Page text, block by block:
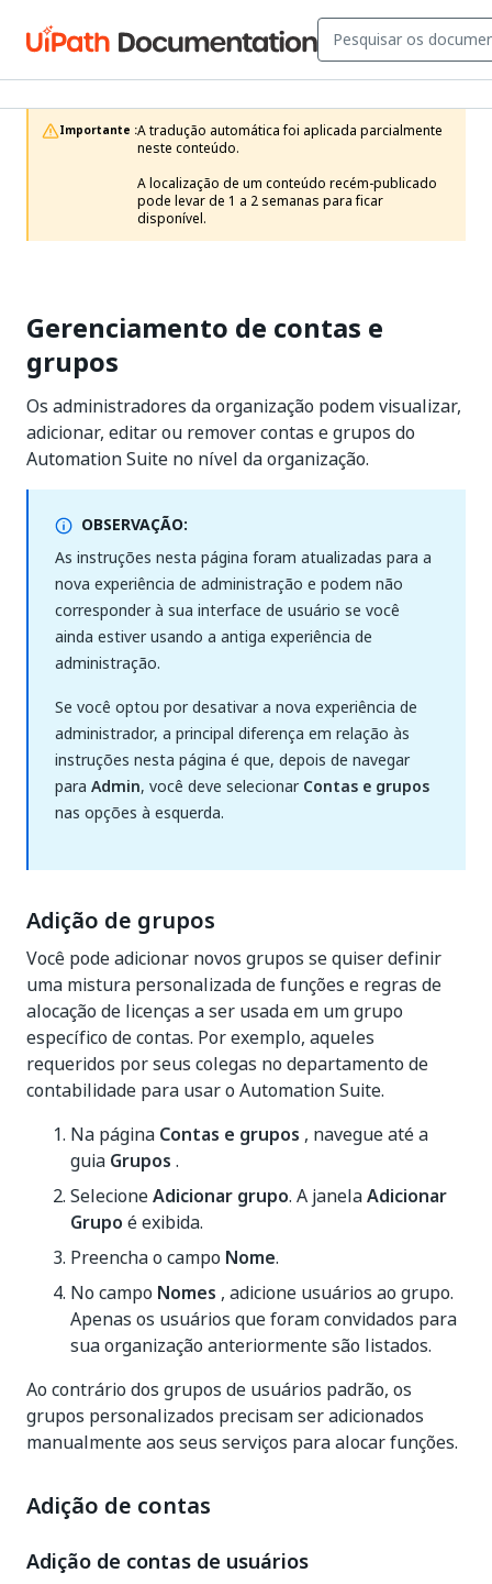
Importante :A tradução automática foi aplicada parcialmente
neste conteúdo.
A localização de um conteúdo recém-publicado
pode levar de 1 a 2 semanas para ficar
disponível.
Gerenciamento de contas e
grupos
Os administradores da organização podem visualizar,
adicionar, editar ou remover contas e grupos do
Automation Suite no nível da organização.
OBSERVAÇÃO:
As instruções nesta página foram atualizadas para a
nova experiência de administração e podem não
corresponder à sua interface de usuário se você
ainda estiver usando a antiga experiência de
administração.
Se você optou por desativar a nova experiência de
administrador, a principal diferença em relação às
instruções nesta página é que, depois de navegar
para Admin, você deve selecionarContas e grupos
nas opções à esquerda.
Adição de grupos
Você pode adicionar novos grupos se quiser definir
uma mistura personalizada de funções e regras de
alocação de licenças a ser usada em um grupo
específico de contas. Por exemplo, aqueles
requeridos por seus colegas no departamento de
contabilidade para usar o Automation Suite.
Na página Contas e grupos , navegue até a
guia Grupos .
SelecioneAdicionar grupo. A janelaAdicionar
Grupo é exibida.
Preencha o campo Nome.
No campo Nomes , adicione usuários ao grupo.
Apenas os usuários que foram convidados para
sua organização anteriormente são listados.
Ao contrário dos grupos de usuários padrão, os
grupos personalizados precisam ser adicionados
manualmente aos seus serviços para alocar funções.
Adição de contas
Adição de contas de usuários